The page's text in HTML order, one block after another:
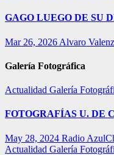
GAGO LUEGO DE SU
Mar 26, 2026 Alvaro
Galería Fotográfica
Actualidad Galería
FOTOGRAFÍAS U. DE
May 28, 2024 Radio
Actualidad Galería